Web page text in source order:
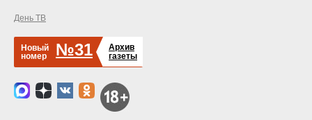
День ТВ
Новый
номер
№31
Архив
газеты